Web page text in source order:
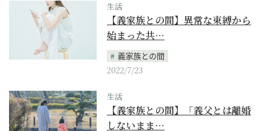
生活
【義家族との間】異常な束縛から
始まった共…
義家族との間
2022/7/23
生活
【義家族との間】「義父とは離婚
しないまま…